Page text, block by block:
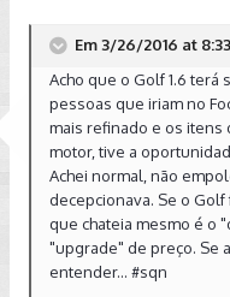
Em 3/26/2016 at
Acho que o Golf 1.6 terá
pessoas que iriam no
mais refinado e os itens
motor, tive a
Achei normal, não
decepcionava. Se o
que chateia mesmo é o
"upgrade" de preço. Se
entender... #sqn